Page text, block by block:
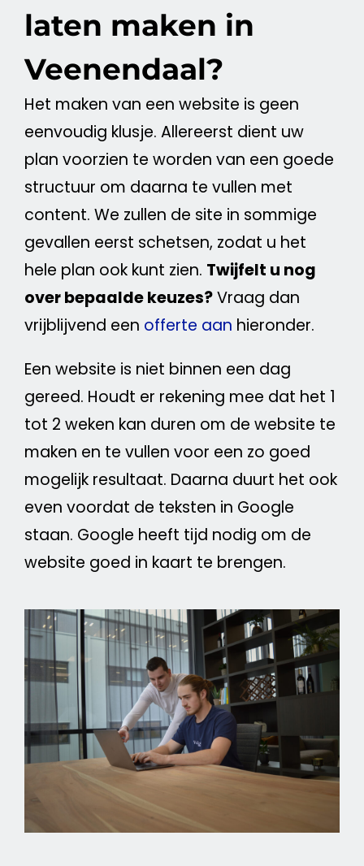
laten maken in
Veenendaal?
Het maken van een website is geen
eenvoudig klusje. Allereerst dient uw
plan voorzien te worden van een goede
structuur om daarna te vullen met
content. We zullen de site in sommige
gevallen eerst schetsen, zodat u het
hele plan ook kunt zien. Twijfelt u nog
over bepaalde keuzes?Vraag dan
vrijblijvend een offerte aan hieronder.
Een website is niet binnen een dag
gereed. Houdt er rekening mee dat het 1
tot 2 weken kan duren om de website te
maken en te vullen voor een zo goed
mogelijk resultaat. Daarna duurt het ook
even voordat de teksten in Google
staan. Google heeft tijd nodig om de
website goed in kaart te brengen.